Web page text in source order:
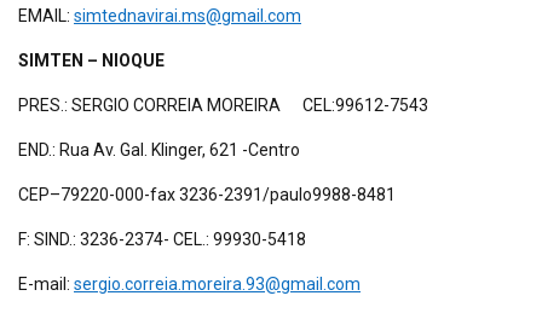
EMAIL: simtednavirai.ms@gmail.com
SIMTEN – NIOQUE
PRES.: SERGIO CORREIA MOREIRA CEL:99612-7543
END.: Rua Av. Gal. Klinger, 621 -Centro
CEP–79220-000-fax 3236-2391/paulo9988-8481
F: SIND.: 3236-2374- CEL.: 99930-5418
E-mail: sergio.correia.moreira.93@gmail.com